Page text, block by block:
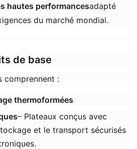
hautes performances​​adapté
du marché mondial.
de base​
comprennent :
thermoformées
– Plateaux conçus avec
et le transport sécurisés